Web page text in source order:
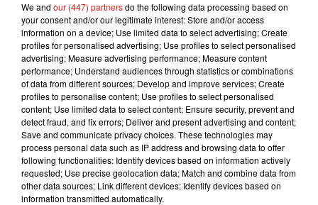
7 août 2026
Madonna sort enfin le remix de « Love
Sensation » avec Kylie Minogue
7 août 2026
Tayc et Didi B dévoilent le single le plus
dansant de l’année
We and our (447) partnersdo the following data processing based on
your consent and/or our legitimate interest: Store and/or access
information on a device; Use limited data to select advertising; Create
profiles for personalised advertising; Use profiles to select personalised
advertising; Measure advertising performance; Measure content
performance; Understand audiences through statistics or combinations
of data from different sources; Develop and improve services; Create
profiles to personalise content; Use profiles to select personalised
content; Use limited data to select content; Ensure security, prevent and
detect fraud, and fix errors; Deliver and present advertising and content;
Save and communicate privacy choices. These technologies may
process personal data such as IP address and browsing data to offer
following functionalities: Identify devices based on information actively
requested; Use precise geolocation data; Match and combine data from
other data sources; Link different devices; Identify devices based on
information transmitted automatically.